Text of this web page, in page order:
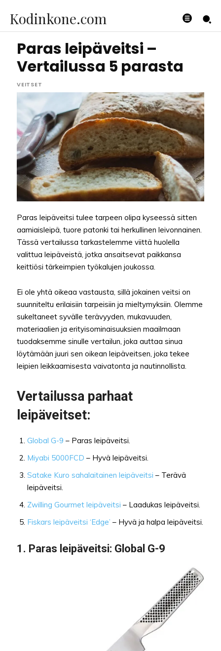
Kodinkone.com
Paras leipäveitsi –
Vertailussa 5 parasta
VEITSET
Paras leipäveitsi tulee tarpeen olipa kyseessä sitten
aamiaisleipä, tuore patonki tai herkullinen leivonnainen.
Tässä vertailussa tarkastelemme viittä huolella
valittua leipäveistä, jotka ansaitsevat paikkansa
keittiösi tärkeimpien työkalujen joukossa.
Ei ole yhtä oikeaa vastausta, sillä jokainen veitsi on
suunniteltu erilaisiin tarpeisiin ja mieltymyksiin. Olemme
sukeltaneet syvälle terävyyden, mukavuuden,
materiaalien ja erityisominaisuuksien maailmaan
tuodaksemme sinulle vertailun, joka auttaa sinua
löytämään juuri sen oikean leipäveitsen, joka tekee
leipien leikkaamisesta vaivatonta ja nautinnollista.
Vertailussa parhaat
leipäveitset:
Global G-9 – Paras leipäveitsi.
Miyabi 5000FCD – Hyvä leipäveitsi.
Satake Kuro sahalaitainen leipäveitsi – Terävä
leipäveitsi.
Zwilling Gourmet leipäveitsi – Laadukas leipäveitsi.
Fiskars leipäveitsi ‘Edge’ – Hyvä ja halpa leipäveitsi.
1. Paras leipäveitsi: Global G-9